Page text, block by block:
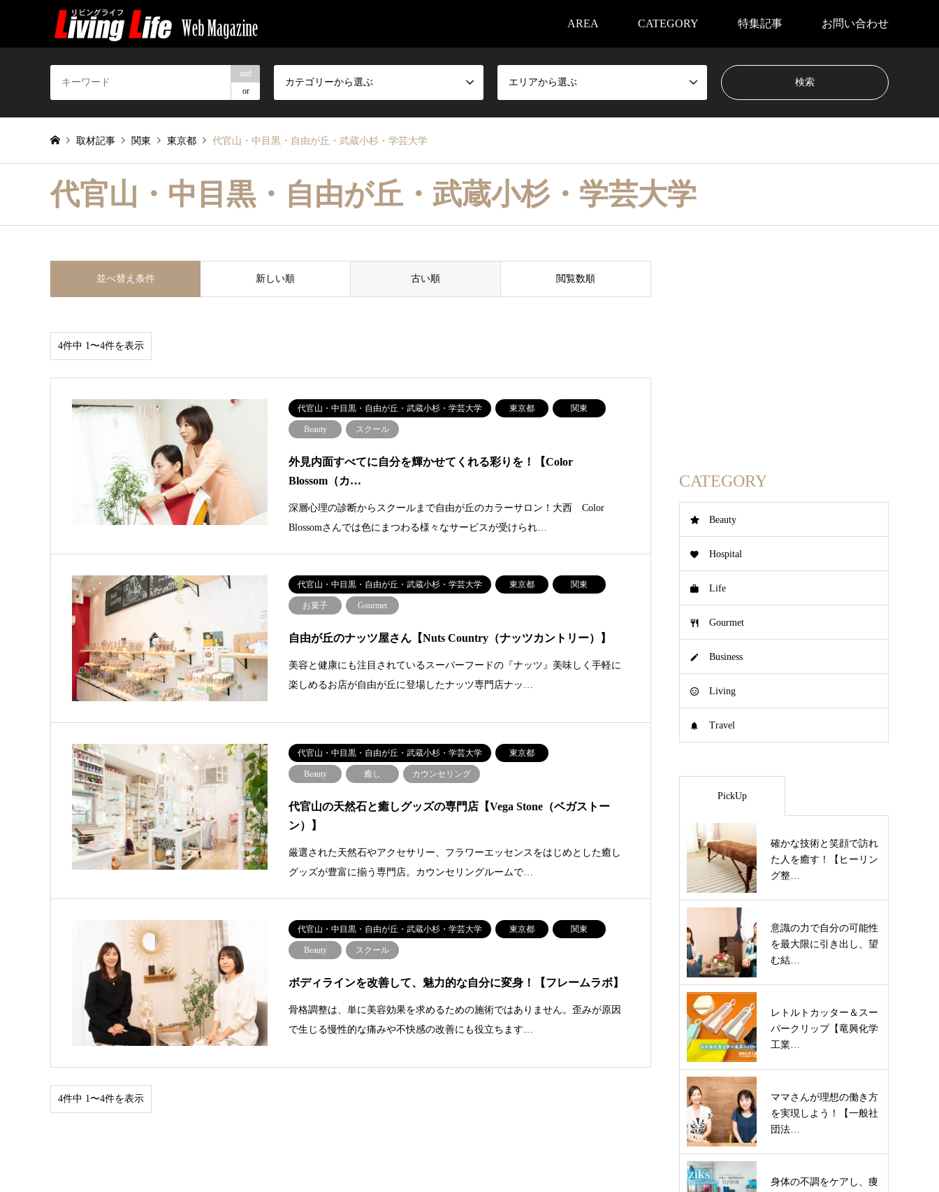
AREA CATEGORY 特集記事 お問い合わせ
and
or
カテゴリーから選ぶ エリアから選ぶ
取材記事 関東 東京都 代官山・中目黒・自由が丘・武蔵小杉・学芸大学
代官山・中目黒・自由が丘・武蔵小杉・学芸大学
並べ替え条件 新しい順 古い順 閲覧数順
4件中 1〜4件を表示
代官山・中目黒・自由が丘・武蔵小杉・学芸大学 東京都 関東
Beauty スクール
外見内面すべてに自分を輝かせてくれる彩りを！【Color
Blossom（カ…
深層心理の診断からスクールまで自由が丘のカラーサロン！大西 Color
Blossomさんでは色にまつわる様々なサービスが受けられ…
代官山・中目黒・自由が丘・武蔵小杉・学芸大学 東京都 関東
お菓子 Gourmet
自由が丘のナッツ屋さん【Nuts Country（ナッツカントリー）】
美容と健康にも注目されているスーパーフードの『ナッツ』美味しく手軽に
楽しめるお店が自由が丘に登場したナッツ専門店ナッ…
代官山・中目黒・自由が丘・武蔵小杉・学芸大学 東京都
Beauty 癒し カウンセリング
代官山の天然石と癒しグッズの専門店【Vega Stone（ベガストー
ン）】
厳選された天然石やアクセサリー、フラワーエッセンスをはじめとした癒し
グッズが豊富に揃う専門店。カウンセリングルームで…
代官山・中目黒・自由が丘・武蔵小杉・学芸大学 東京都 関東
Beauty スクール
ボディラインを改善して、魅力的な自分に変身！【フレームラボ】
骨格調整は、単に美容効果を求めるための施術ではありません。歪みが原因
で生じる慢性的な痛みや不快感の改善にも役立ちます…
4件中 1〜4件を表示
CATEGORY
Beauty
Hospital
Life
Gourmet
Business
Living
Travel
PickUp
確かな技術と笑顔で訪れ
た人を癒す！【ヒーリン
グ整…
意識の力で自分の可能性
を最大限に引き出し、望
む結…
レトルトカッター＆スー
パークリップ【竜興化学
工業…
ママさんが理想の働き方
を実現しよう！【一般社
団法…
身体の不調をケアし、痩